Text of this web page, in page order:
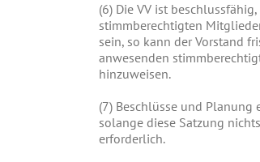
(6) Die VV ist
stimmberechtigten
sein, so kann der Vorstand
anwesenden
hinzuweisen.
(7) Beschlüsse und
solange diese Satzung
erforderlich.